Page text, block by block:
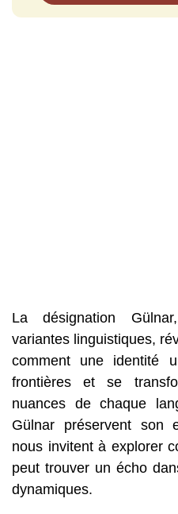
La désignation
variantes linguistiques,
comment une identité
frontières et se
nuances de chaque
Gülnar préservent son
nous invitent à explorer
peut trouver un écho
dynamiques.